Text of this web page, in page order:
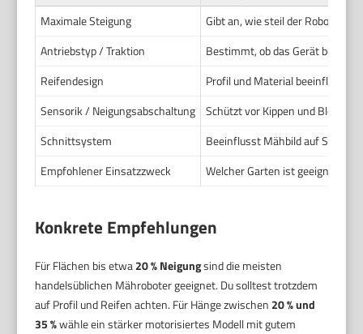
Maximale Steigung
Gibt an, wie steil der Roboter
Antriebstyp / Traktion
Bestimmt, ob das Gerät
Reifendesign
Profil und Material beeinflussen
Sensorik / Neigungsabschaltung
Schützt vor Kippen und
Schnittsystem
Beeinflusst Mähbild auf Schräge
Empfohlener Einsatzzweck
Welcher Garten ist geeignet
Konkrete Empfehlungen
Für Flächen bis etwa20 % Neigungsind die meisten
handelsüblichen Mähroboter geeignet. Du solltest trotzdem
auf Profil und Reifen achten. Für Hänge zwischen 20 % und
35 %wähle ein stärker motorisiertes Modell mit gutem